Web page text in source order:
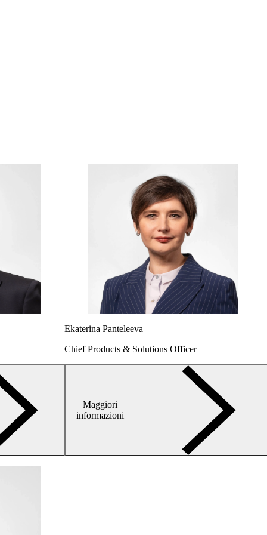
arrow-
right
Ekaterina Panteleeva
Chief Products & Solutions Officer
Maggiori
informazioni